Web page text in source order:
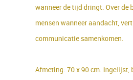
wanneer de tijd dringt. Over de
mensen wanneer aandacht,
communicatie samenkomen.
Afmeting: 70 x 90 cm. Ingelijst,